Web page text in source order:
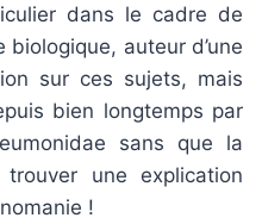
dans le cadre de
auteur d’une
sur ces sujets, mais
bien longtemps par
sans que la
une explication
!